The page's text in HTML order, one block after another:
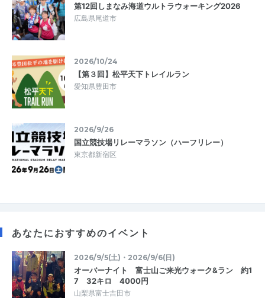
第12回しまなみ海道ウルトラウォーキング2026
広島県尾道市
2026/10/24
【第３回】松平天下トレイルラン
愛知県豊田市
2026/9/26
国立競技場リレーマラソン（ハーフリレー）
東京都新宿区
あなたにおすすめのイベント
2026/9/5(土)・2026/9/6(日)
オーバーナイト 富士山ご来光ウォーク&ラン 約1
7 32キロ 4000円
山梨県富士吉田市